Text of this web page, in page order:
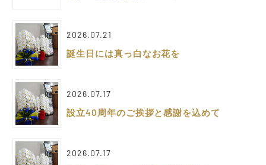
2026.07.21
誕生日には真っ白なお花を
2026.07.17
設立40周年のご挨拶と感謝を込めて
2026.07.17